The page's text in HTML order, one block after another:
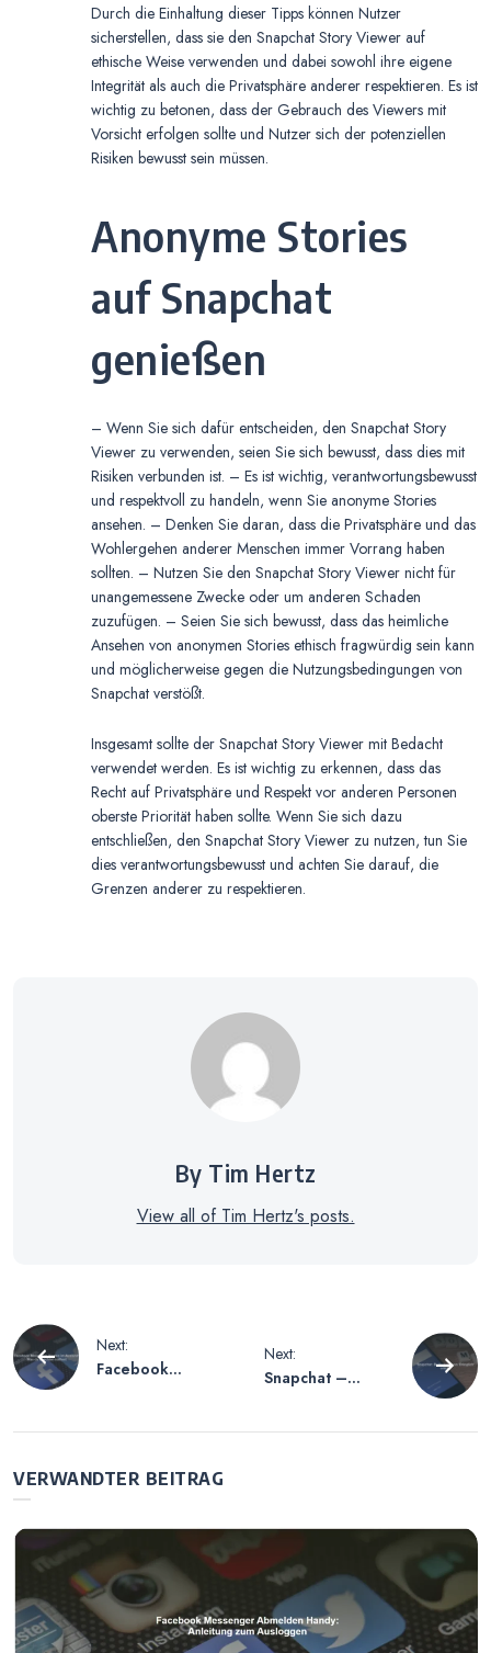
Durch die Einhaltung dieser Tipps können Nutzer
sicherstellen, dass sie den Snapchat Story Viewer auf
ethische Weise verwenden und dabei sowohl ihre eigene
Integrität als auch die Privatsphäre anderer respektieren. Es ist
wichtig zu betonen, dass der Gebrauch des Viewers mit
Vorsicht erfolgen sollte und Nutzer sich der potenziellen
Risiken bewusst sein müssen.
Anonyme Stories
auf Snapchat
genießen
– Wenn Sie sich dafür entscheiden, den Snapchat Story
Viewer zu verwenden, seien Sie sich bewusst, dass dies mit
Risiken verbunden ist. – Es ist wichtig, verantwortungsbewusst
und respektvoll zu handeln, wenn Sie anonyme Stories
ansehen. – Denken Sie daran, dass die Privatsphäre und das
Wohlergehen anderer Menschen immer Vorrang haben
sollten. – Nutzen Sie den Snapchat Story Viewer nicht für
unangemessene Zwecke oder um anderen Schaden
zuzufügen. – Seien Sie sich bewusst, dass das heimliche
Ansehen von anonymen Stories ethisch fragwürdig sein kann
und möglicherweise gegen die Nutzungsbedingungen von
Snapchat verstößt.
Insgesamt sollte der Snapchat Story Viewer mit Bedacht
verwendet werden. Es ist wichtig zu erkennen, dass das
Recht auf Privatsphäre und Respekt vor anderen Personen
oberste Priorität haben sollte. Wenn Sie sich dazu
entschließen, den Snapchat Story Viewer zu nutzen, tun Sie
dies verantwortungsbewusst und achten Sie darauf, die
Grenzen anderer zu respektieren.
By Tim Hertz
View all of Tim Hertz's posts.
Beitragsnavigation
Next:
Facebook
solltest
Next:
Snapchat –
VERWANDTER BEITRAG